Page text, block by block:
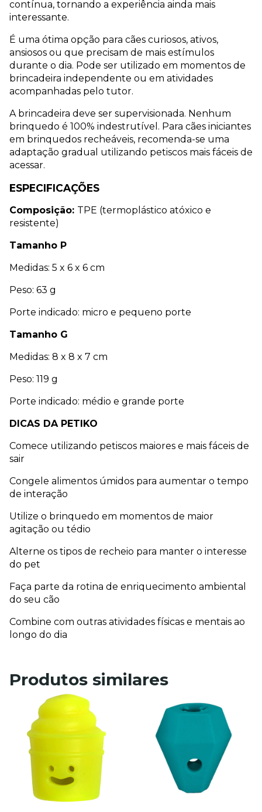
contínua, tornando a experiência ainda mais
interessante.
É uma ótima opção para cães curiosos, ativos,
ansiosos ou que precisam de mais estímulos
durante o dia. Pode ser utilizado em momentos de
brincadeira independente ou em atividades
acompanhadas pelo tutor.
A brincadeira deve ser supervisionada. Nenhum
brinquedo é 100% indestrutível. Para cães iniciantes
em brinquedos recheáveis, recomenda-se uma
adaptação gradual utilizando petiscos mais fáceis de
acessar.
ESPECIFICAÇÕES
Composição: TPE (termoplástico atóxico e
resistente)
Tamanho P
Medidas: 5 x 6 x 6 cm
Peso: 63 g
Porte indicado: micro e pequeno porte
Tamanho G
Medidas: 8 x 8 x 7 cm
Peso: 119 g
Porte indicado: médio e grande porte
DICAS DA PETIKO
Comece utilizando petiscos maiores e mais fáceis de
sair
Congele alimentos úmidos para aumentar o tempo
de interação
Utilize o brinquedo em momentos de maior
agitação ou tédio
Alterne os tipos de recheio para manter o interesse
do pet
Faça parte da rotina de enriquecimento ambiental
do seu cão
Combine com outras atividades físicas e mentais ao
longo do dia
Produtos similares